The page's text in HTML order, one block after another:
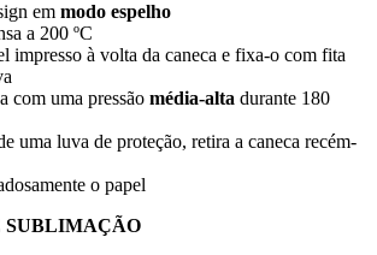
em modo espelho
a 200 ºC
impresso à volta da caneca e fixa-o com fita
com uma pressão média-alta durante 180
uma luva de proteção, retira a caneca recém-
o papel
SUBLIMAÇÃO